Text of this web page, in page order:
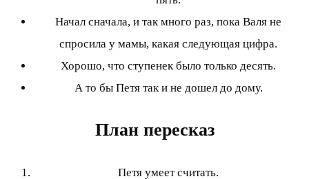
Начал сначала, и так много раз, пока Валя не
спросила у мамы, какая следующая цифра.
Хорошо, что ступенек было только десять.
А то бы Петя так и не дошел до дому.
План пересказ
Петя умеет считать.